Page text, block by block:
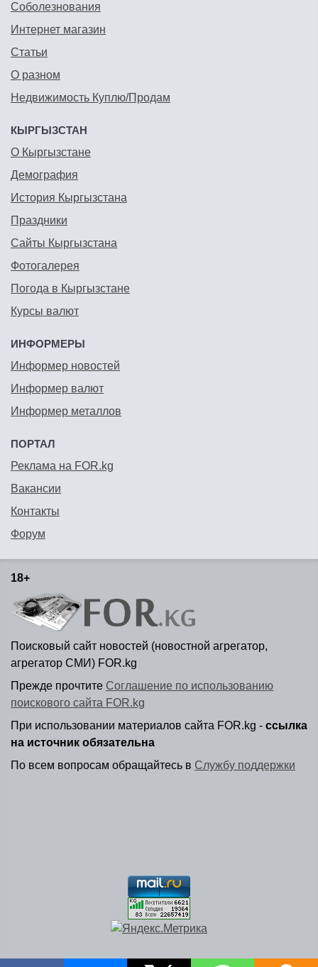
Соболезнования
Интернет магазин
Статьи
О разном
Недвижимость Куплю/Продам
КЫРГЫЗСТАН
О Кыргызстане
Демография
История Кыргызстана
Праздники
Сайты Кыргызстана
Фотогалерея
Погода в Кыргызстане
Курсы валют
ИНФОРМЕРЫ
Информер новостей
Информер валют
Информер металлов
ПОРТАЛ
Реклама на FOR.kg
Вакансии
Контакты
Форум
18+
Поисковый сайт новостей (новостной агрегатор,
агрегатор СМИ) FOR.kg
Прежде прочтите Соглашение по использованию
поискового сайта FOR.kg
При использовании материалов сайта FOR.kg - ссылка
на источник обязательна
По всем вопросам обращайтесь в Службу поддержки